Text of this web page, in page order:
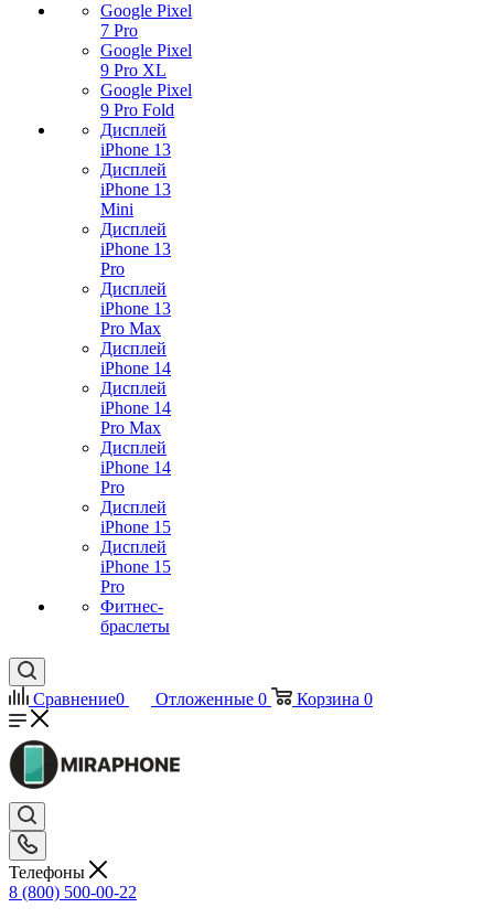
Google Pixel
7 Pro
Google Pixel
9 Pro XL
Google Pixel
9 Pro Fold
Дисплей
iPhone 13
Дисплей
iPhone 13
Mini
Дисплей
iPhone 13
Pro
Дисплей
iPhone 13
Pro Max
Дисплей
iPhone 14
Дисплей
iPhone 14
Pro Max
Дисплей
iPhone 14
Pro
Дисплей
iPhone 15
Дисплей
iPhone 15
Pro
Фитнес-
браслеты
Сравнение0 Отложенные 0 Корзина 0
Телефоны
8 (800) 500-00-22